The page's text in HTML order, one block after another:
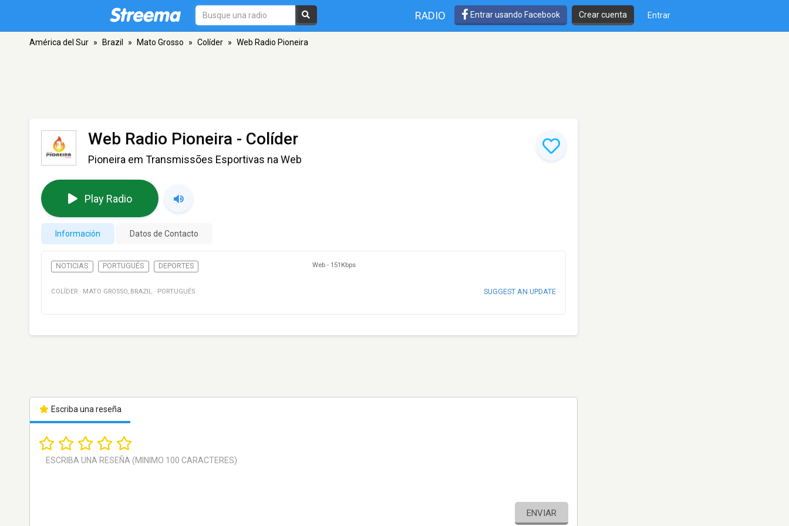
RADIO Entrar usando Facebook Crear cuenta Entrar
América del Sur » Brazil » Mato Grosso » Colíder » Web Radio Pioneira
Web Radio Pioneira - Colíder
Pioneira em Transmissões Esportivas na Web
Play Radio
Información Datos de Contacto
NOTICIAS PORTUGUÉS DEPORTES Web - 151Kbps
COLÍDER · MATO GROSSO, BRAZIL · PORTUGUÉS SUGGEST AN UPDATE
Escriba una reseña
ENVIAR